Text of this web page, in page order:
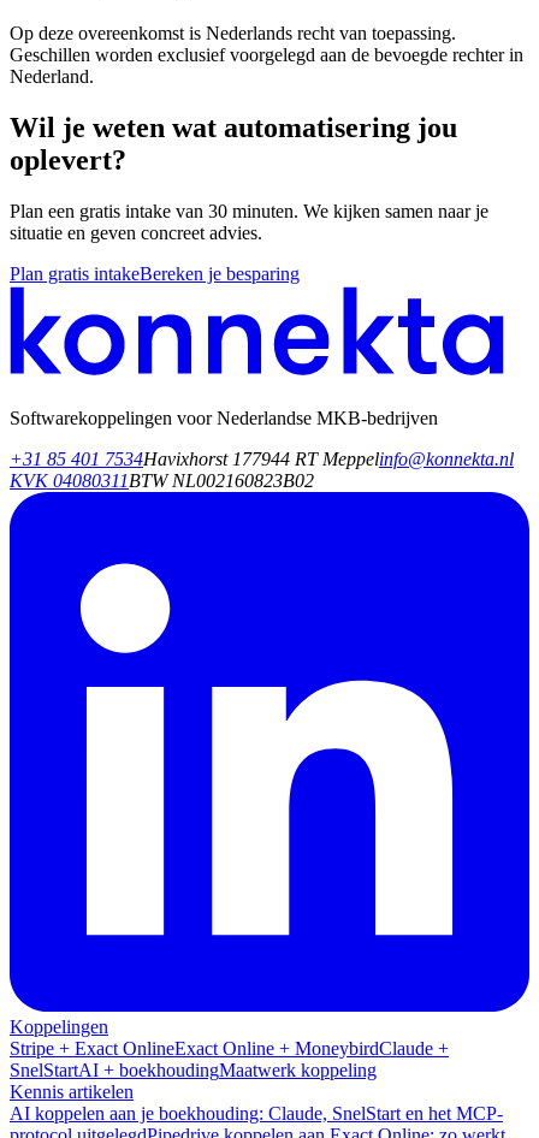
Op deze overeenkomst is Nederlands recht van toepassing.
Geschillen worden exclusief voorgelegd aan de bevoegde rechter in
Nederland.
Wil je weten wat automatisering jou
oplevert?
Plan een gratis intake van 30 minuten. We kijken samen naar je
situatie en geven concreet advies.
Plan gratis intakeBereken je besparing
Softwarekoppelingen voor Nederlandse MKB‑bedrijven
+31 85 401 7534Havixhorst 177944 RT Meppelinfo@konnekta.nl
KVK 04080311BTW NL002160823B02
Koppelingen
Stripe + Exact OnlineExact Online + MoneybirdClaude +
SnelStartAI + boekhoudingMaatwerk koppeling
Kennis artikelen
AI koppelen aan je boekhouding: Claude, SnelStart en het MCP-